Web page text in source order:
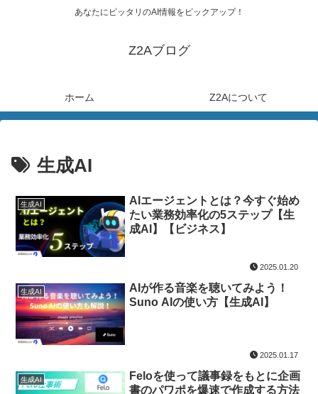
あなたにピッタリのAI情報をピックアップ！
Z2Aブログ
ホーム Z2Aについて
生成AI
生成AI
AIエージェントとは？今すぐ始め
たい業務効率化の5ステップ【生
成AI】【ビジネス】
2025.01.20
生成AI
AIが作る音楽を聴いてみよう！
Suno AIの使い方【生成AI】
2025.01.17
生成AI
Feloを使って議事録をもとに企画
書のパワポを爆速で作成する方法